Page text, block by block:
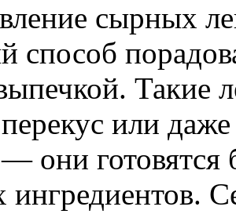
сырных
способ
Такие
или
они